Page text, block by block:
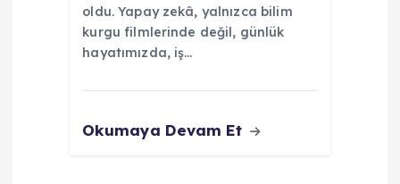
oldu. Yapay zekâ, yalnızca bilim
kurgu filmlerinde değil, günlük
hayatımızda, iş…
Okumaya Devam Et